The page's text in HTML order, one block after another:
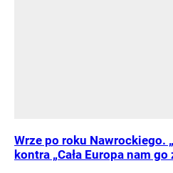
Wrze po roku Nawrockiego.
kontra „Cała Europa nam